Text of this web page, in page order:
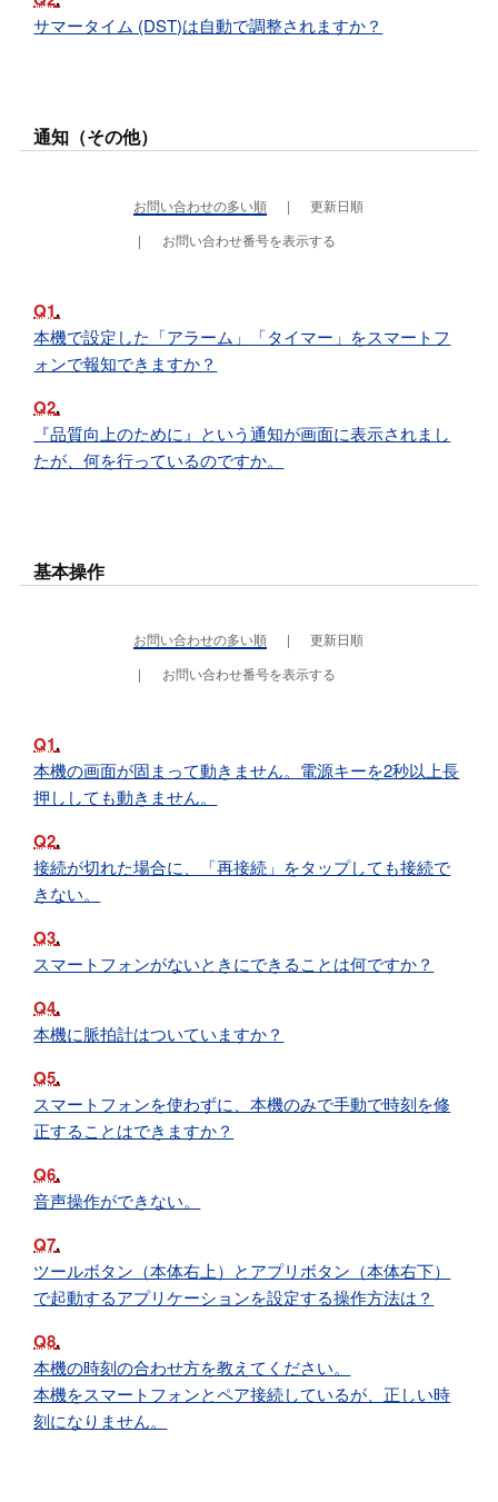
サマータイム (DST)は自動で調整されますか？
通知（その他）
お問い合わせの多い順
更新日順
お問い合わせ番号を表示する
Q1
本機で設定した「アラーム」「タイマー」をスマートフ
ォンで報知できますか？
Q2
『品質向上のために』という通知が画面に表示されまし
たが、何を行っているのですか。
基本操作
お問い合わせの多い順
更新日順
お問い合わせ番号を表示する
Q1
本機の画面が固まって動きません。電源キーを2秒以上長
押ししても動きません。
Q2
接続が切れた場合に、「再接続」をタップしても接続で
きない。
Q3
スマートフォンがないときにできることは何ですか？
Q4
本機に脈拍計はついていますか？
Q5
スマートフォンを使わずに、本機のみで手動で時刻を修
正することはできますか？
Q6
音声操作ができない。
Q7
ツールボタン（本体右上）とアプリボタン（本体右下）
で起動するアプリケーションを設定する操作方法は？
Q8
本機の時刻の合わせ方を教えてください。
本機をスマートフォンとペア接続しているが、正しい時
刻になりません。